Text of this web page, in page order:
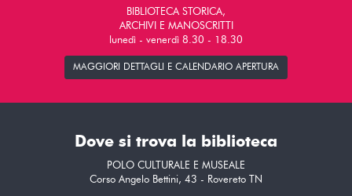
BIBLIOTECA STORICA,
ARCHIVI E MANOSCRITTI
lunedì - venerdì 8.30 - 18.30
MAGGIORI DETTAGLI E CALENDARIO APERTURA
Dove si trova la biblioteca
POLO CULTURALE E MUSEALE
Corso Angelo Bettini, 43 - Rovereto TN